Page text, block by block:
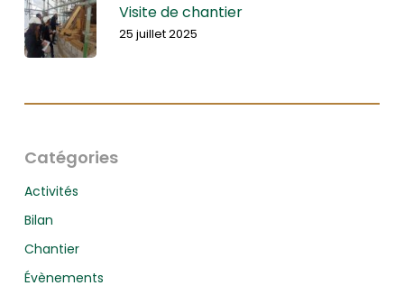
Visite de chantier
25 juillet 2025
Catégories
Activités
Bilan
Chantier
Évènements